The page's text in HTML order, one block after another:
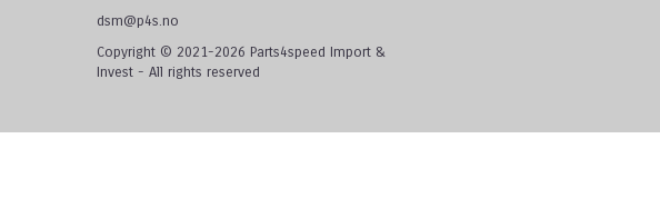
dsm@p4s.no
Copyright © 2021-2026 Parts4speed Import &
Invest - All rights reserved